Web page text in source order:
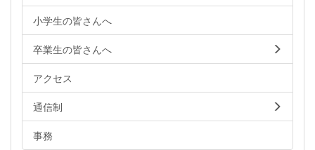
小学生の皆さんへ
卒業生の皆さんへ
アクセス
通信制
事務